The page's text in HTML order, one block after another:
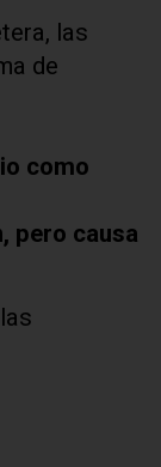
las
de
como
pero causa